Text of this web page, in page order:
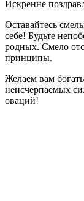
Искренне
Оставайтесь
себе! Будьте
родных. Смело
принципы.
Желаем вам
неисчерпаемых
оваций!